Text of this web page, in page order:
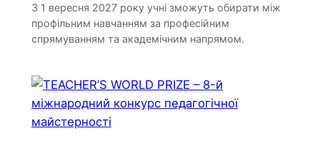
З 1 вересня 2027 року учні зможуть обирати між
профільним навчанням за професійним
спрямуванням та академічним напрямом.